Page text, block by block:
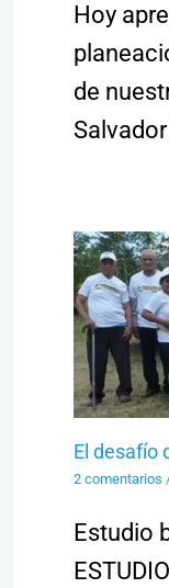
Hoy
de
El desafío
2 comentarios
Estudio